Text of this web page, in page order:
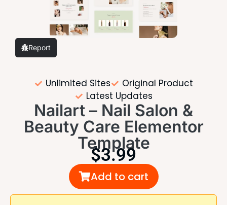
Report
Unlimited Sites
Original Product
Latest Updates
Nailart – Nail Salon &
Beauty Care Elementor
Template
$3.99
Add to cart